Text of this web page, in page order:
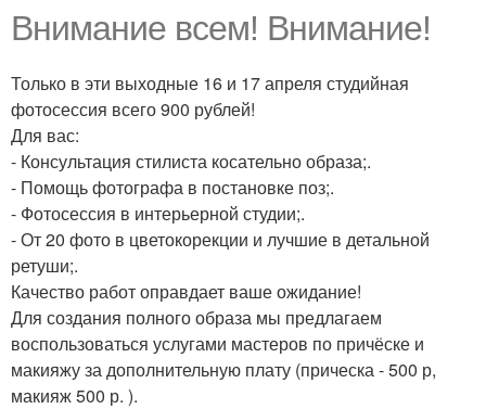
Внимание всем! Внимание!
Только в эти выходные 16 и 17 апреля студийная
фотосессия всего 900 рублей!
Для вас:
- Консультация стилиста косательно образа;.
- Помощь фотографа в постановке поз;.
- Фотосессия в интерьерной студии;.
- От 20 фото в цветокорекции и лучшие в детальной
ретуши;.
Качество работ оправдает ваше ожидание!
Для создания полного образа мы предлагаем
воспользоваться услугами мастеров по причёске и
макияжу за дополнительную плату (прическа - 500 р,
макияж 500 р. ).